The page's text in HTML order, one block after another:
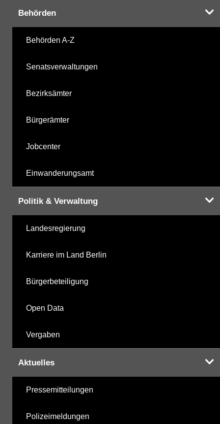
Behörden
Behörden A-Z
Senatsverwaltungen
Bezirksämter
Bürgerämter
Jobcenter
Einwanderungsamt
Politik & Verwaltung
Landesregierung
Karriere im Land Berlin
Bürgerbeteiligung
Open Data
Vergaben
Aktuelles
Pressemitteilungen
Polizeimeldungen